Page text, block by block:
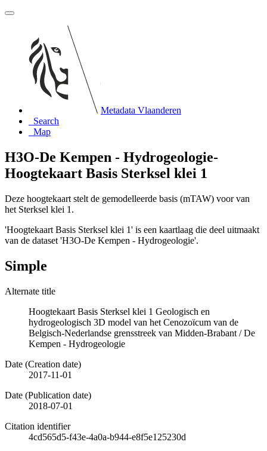
Metadata Vlaanderen
Search
Map
H3O-De Kempen - Hydrogeologie-
Hoogtekaart Basis Sterksel klei 1
Deze hoogtekaart stelt de gemodelleerde basis (mTAW) voor van
het Sterksel klei 1.
'Hoogtekaart Basis Sterksel klei 1' is een kaartlaag die deel uitmaakt
van de dataset 'H3O-De Kempen - Hydrogeologie'.
Simple
Alternate title
Hoogtekaart Basis Sterksel klei 1 Geologisch en
hydrogeologisch 3D model van het Cenozoïcum van de
Belgisch-Nederlandse grensstreek van Midden-Brabant / De
Kempen - Hydrogeologie
Date (Creation date)
2017-11-01
Date (Publication date)
2018-07-01
Citation identifier
4cd565d5-f43e-4a0a-b944-e8f5e125230d